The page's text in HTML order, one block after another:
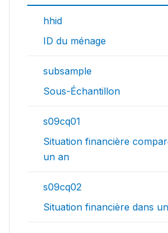
hhid
ID du ménage
subsample
Sous-Échantillon
s09cq01
Situation financière
un an
s09cq02
Situation financière dans